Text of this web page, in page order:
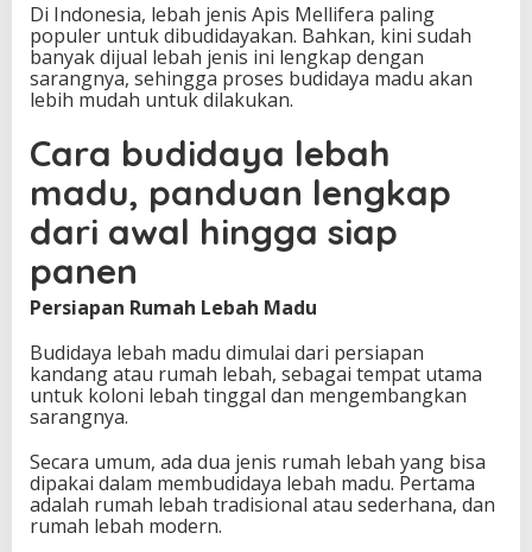
Di Indonesia, lebah jenis Apis Mellifera paling
populer untuk dibudidayakan. Bahkan, kini sudah
banyak dijual lebah jenis ini lengkap dengan
sarangnya, sehingga proses budidaya madu akan
lebih mudah untuk dilakukan.
Cara budidaya lebah
madu, panduan lengkap
dari awal hingga siap
panen
Persiapan Rumah Lebah Madu
Budidaya lebah madu dimulai dari persiapan
kandang atau rumah lebah, sebagai tempat utama
untuk koloni lebah tinggal dan mengembangkan
sarangnya.
Secara umum, ada dua jenis rumah lebah yang bisa
dipakai dalam membudidaya lebah madu. Pertama
adalah rumah lebah tradisional atau sederhana, dan
rumah lebah modern.